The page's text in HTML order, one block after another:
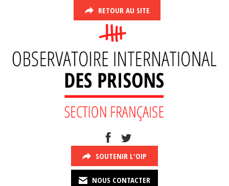
RETOUR AU SITE
SOUTENIR L'OIP
NOUS CONTACTER